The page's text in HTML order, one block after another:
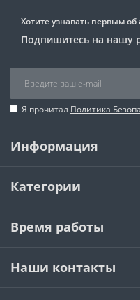
Хотите узнавать первым об
Подпишитесь на нашу
Я прочитал Политика
Информация
Категории
Время работы
Наши контакты